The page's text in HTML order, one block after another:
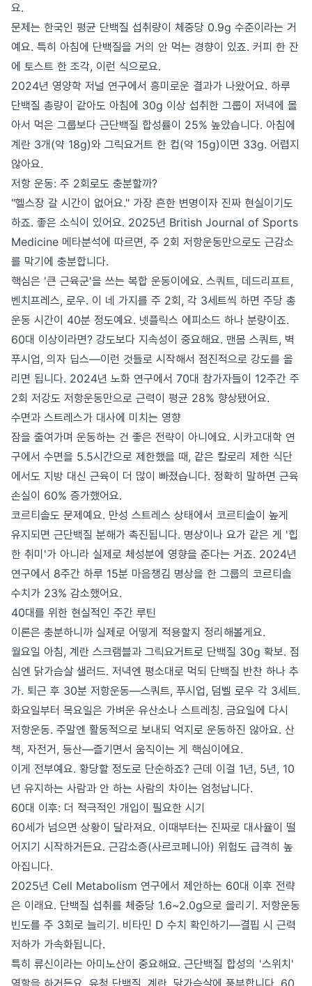
요.
문제는 한국인 평균 단백질 섭취량이 체중당 0.9g 수준이라는 거
예요. 특히 아침에 단백질을 거의 안 먹는 경향이 있죠. 커피 한 잔
에 토스트 한 조각, 이런 식으로요.
2024년 영양학 저널 연구에서 흥미로운 결과가 나왔어요. 하루
단백질 총량이 같아도 아침에 30g 이상 섭취한 그룹이 저녁에 몰
아서 먹은 그룹보다 근단백질 합성률이 25% 높았습니다. 아침에
계란 3개(약 18g)와 그릭요거트 한 컵(약 15g)이면 33g. 어렵지
않아요.
저항 운동: 주 2회로도 충분할까?
"헬스장 갈 시간이 없어요." 가장 흔한 변명이자 진짜 현실이기도
하죠. 좋은 소식이 있어요. 2025년 British Journal of Sports
Medicine 메타분석에 따르면, 주 2회 저항운동만으로도 근감소
를 막기에 충분합니다.
핵심은 '큰 근육군'을 쓰는 복합 운동이에요. 스쿼트, 데드리프트,
벤치프레스, 로우. 이 네 가지를 주 2회, 각 3세트씩 하면 주당 총
운동 시간이 40분 정도예요. 넷플릭스 에피소드 하나 분량이죠.
60대 이상이라면? 강도보다 지속성이 중요해요. 맨몸 스쿼트, 벽
푸시업, 의자 딥스—이런 것들로 시작해서 점진적으로 강도를 올
리면 됩니다. 2024년 노화 연구에서 70대 참가자들이 12주간 주
2회 저강도 저항운동만으로 근력이 평균 28% 향상됐어요.
수면과 스트레스가 대사에 미치는 영향
잠을 줄여가며 운동하는 건 좋은 전략이 아니에요. 시카고대학 연
구에서 수면을 5.5시간으로 제한했을 때, 같은 칼로리 제한 식단
에서도 지방 대신 근육이 더 많이 빠졌습니다. 정확히 말하면 근육
손실이 60% 증가했어요.
코르티솔도 문제예요. 만성 스트레스 상태에서 코르티솔이 높게
유지되면 근단백질 분해가 촉진됩니다. 명상이나 요가 같은 게 '힙
한 취미'가 아니라 실제로 체성분에 영향을 준다는 거죠. 2024년
연구에서 8주간 하루 15분 마음챙김 명상을 한 그룹의 코르티솔
수치가 23% 감소했어요.
40대를 위한 현실적인 주간 루틴
이론은 충분하니까 실제로 어떻게 적용할지 정리해볼게요.
월요일 아침, 계란 스크램블과 그릭요거트로 단백질 30g 확보. 점
심엔 닭가슴살 샐러드. 저녁엔 평소대로 먹되 단백질 반찬 하나 추
가. 퇴근 후 30분 저항운동—스쿼트, 푸시업, 덤벨 로우 각 3세트.
화요일부터 목요일은 가벼운 유산소나 스트레칭. 금요일에 다시
저항운동. 주말엔 활동적으로 보내되 억지로 운동하진 않아요. 산
책, 자전거, 등산—즐기면서 움직이는 게 핵심이에요.
이게 전부예요. 황당할 정도로 단순하죠? 근데 이걸 1년, 5년, 10
년 유지하는 사람과 안 하는 사람의 차이는 엄청납니다.
60대 이후: 더 적극적인 개입이 필요한 시기
60세가 넘으면 상황이 달라져요. 이때부터는 진짜로 대사율이 떨
어지기 시작하거든요. 근감소증(사르코페니아) 위험도 급격히 높
아집니다.
2025년 Cell Metabolism 연구에서 제안하는 60대 이후 전략
은 이래요. 단백질 섭취를 체중당 1.6~2.0g으로 올리기. 저항운동
빈도를 주 3회로 늘리기. 비타민 D 수치 확인하기—결핍 시 근력
저하가 가속화됩니다.
특히 류신이라는 아미노산이 중요해요. 근단백질 합성의 '스위치'
역할을 하거든요. 유청 단백질, 계란, 닭가슴살에 풍부합니다. 60